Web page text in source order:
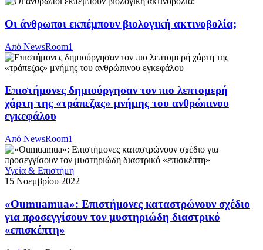
Οι άνθρωποι εκπέμπουν βιολογική ακτινοβολία;
Από NewsRoom1
Επιστήμονες δημιούργησαν τον πιο λεπτομερή
χάρτη της «τράπεζας» μνήμης του ανθρώπινου
εγκεφάλου
Από NewsRoom1
Υγεία & Επιστήμη
15 Νοεμβρίου 2022
«Oumuamua»: Επιστήμονες καταστρώνουν σχέδιο
για προσεγγίσουν τον μυστηριώδη διαστρικό
«επισκέπτη»